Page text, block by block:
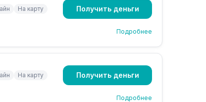
На карту Получить деньги
Подробнее
На карту Получить деньги
Подробнее